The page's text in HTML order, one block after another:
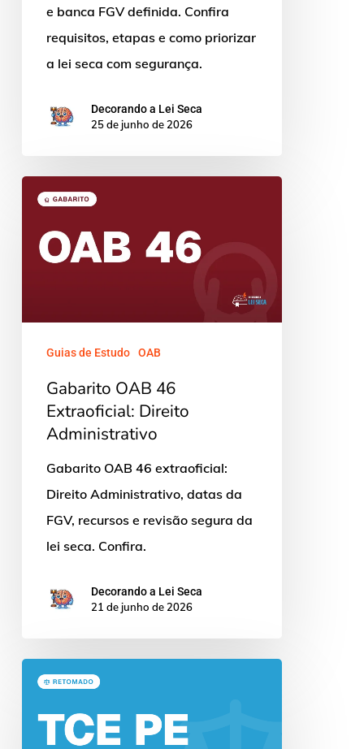
e banca FGV definida. Confira
requisitos, etapas e como priorizar
a lei seca com segurança.
Decorando a Lei Seca
25 de junho de 2026
Gabarito
Extraoficial:
Guias de Estudo OAB
Gabarito OAB 46
Extraoficial: Direito
Administrativo
Gabarito OAB 46 extraoficial:
Direito Administrativo, datas da
FGV, recursos e revisão segura da
lei seca. Confira.
Decorando a Lei Seca
21 de junho de 2026
Concurso